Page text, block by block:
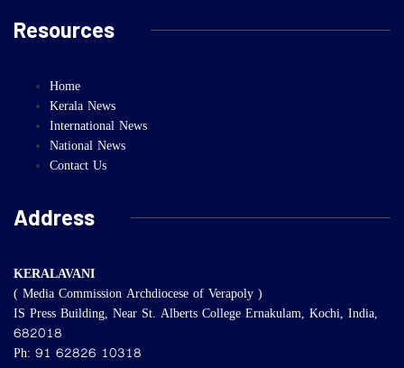
Resources
Home
Kerala News
International News
National News
Contact Us
Address
KERALAVANI
( Media Commission Archdiocese of Verapoly )
IS Press Building, Near St. Alberts College Ernakulam, Kochi, India,
682018
Ph: 91 62826 10318